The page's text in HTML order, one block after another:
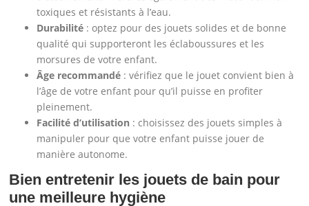
toxiques et résistants à l’eau.
Durabilité : optez pour des jouets solides et de bonne
qualité qui supporteront les éclaboussures et les
morsures de votre enfant.
Âge recommandé : vérifiez que le jouet convient bien à
l’âge de votre enfant pour qu’il puisse en profiter
pleinement.
Facilité d’utilisation : choisissez des jouets simples à
manipuler pour que votre enfant puisse jouer de
manière autonome.
Bien entretenir les jouets de bain pour
une meilleure hygiène